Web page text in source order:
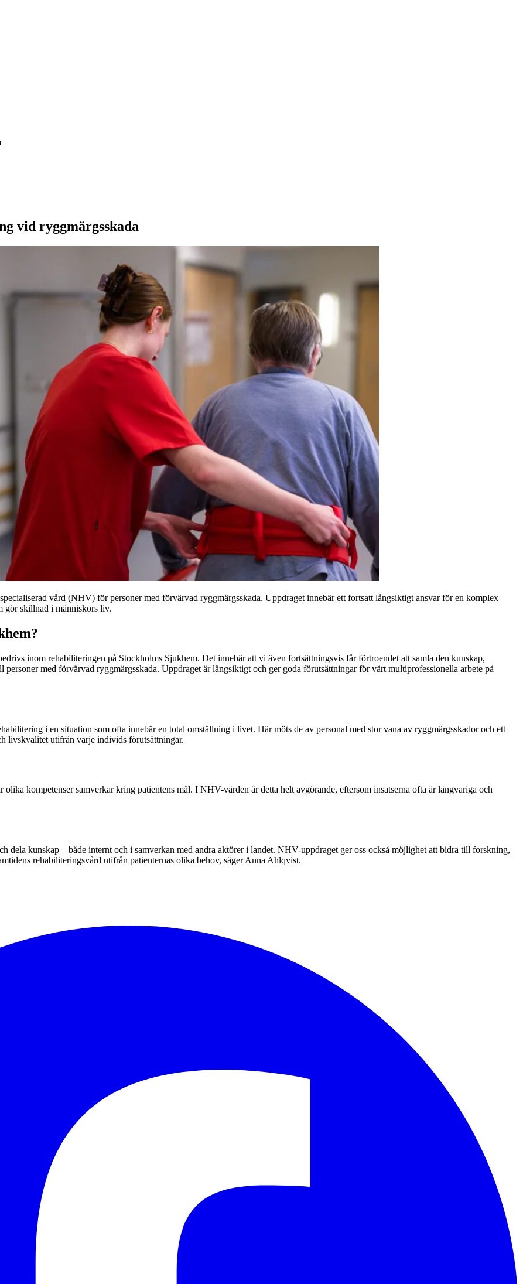
vid ryggmärgsskada
vård (NHV) för personer med förvärvad ryggmärgsskada. Uppdraget innebär ett fortsatt långsiktigt ansvar för en komplex
gör skillnad i människors liv.
inom rehabiliteringen på Stockholms Sjukhem. Det innebär att vi även fortsättningsvis får förtroendet att samla den kunskap,
personer med förvärvad ryggmärgsskada. Uppdraget är långsiktigt och ger goda förutsättningar för vårt multiprofessionella arbete på
i en situation som ofta innebär en total omställning i livet. Här möts de av personal med stor vana av ryggmärgsskador och ett
livskvalitet utifrån varje individs förutsättningar.
kompetenser samverkar kring patientens mål. I NHV-vården är detta helt avgörande, eftersom insatserna ofta är långvariga och
dela kunskap – både internt och i samverkan med andra aktörer i landet. NHV-uppdraget ger oss också möjlighet att bidra till forskning,
rehabiliteringsvård utifrån patienternas olika behov, säger Anna Ahlqvist.